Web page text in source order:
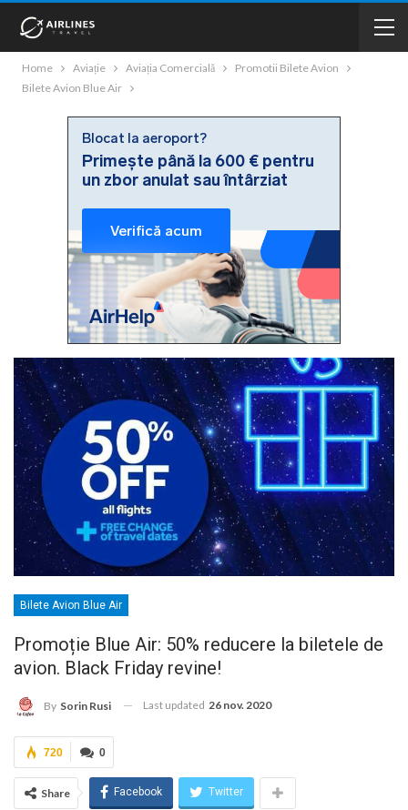
Home Aviație Aviația Comercială
Promotii Bilete Avion
Bilete Avion Blue Air
Bilete Avion Blue Air
Promoție Blue Air: 50% reducere la biletele de
avion. Black Friday revine!
By Sorin Rusi Last updated 26 nov. 2020
0
720
Share Facebook Twitter